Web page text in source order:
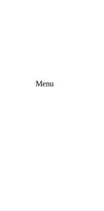
Menu